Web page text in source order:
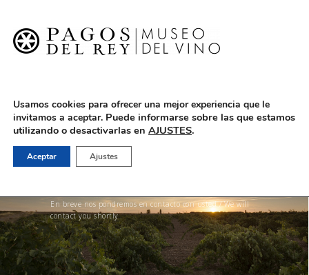
English
En breve nos pondremos en contacto con usted / We will
contact you shortly
Usamos cookies para ofrecer una mejor experiencia que le
invitamos a aceptar. Puede informarse sobre las que estamos
utilizando o desactivarlas en AJUSTES.
Aceptar Ajustes